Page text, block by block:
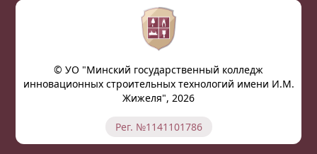
© УО "Минский государственный колледж
инновационных строительных технологий имени И.М.
Жижеля", 2026
Рег. №1141101786